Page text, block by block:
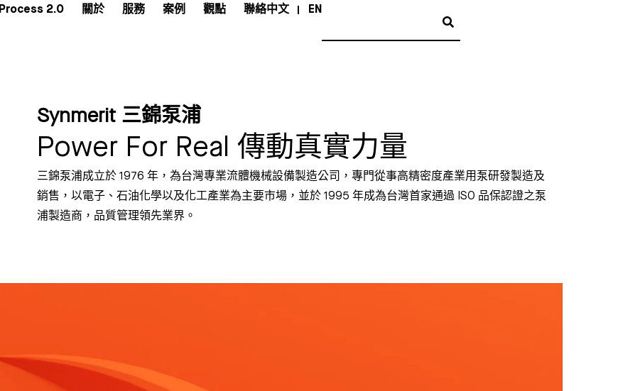
Process 2.0 關於 服務 案例 觀點 聯絡中文 EN
Synmerit 三錦泵浦
Power For Real 傳動真實力量
三錦泵浦成立於 1976 年，為台灣專業流體機械設備製造公司，專門從事高精密度產業用泵研發製造及
銷售，以電子、石油化學以及化工產業為主要市場，並於 1995 年成為台灣首家通過 ISO 品保認證之泵
浦製造商，品質管理領先業界。